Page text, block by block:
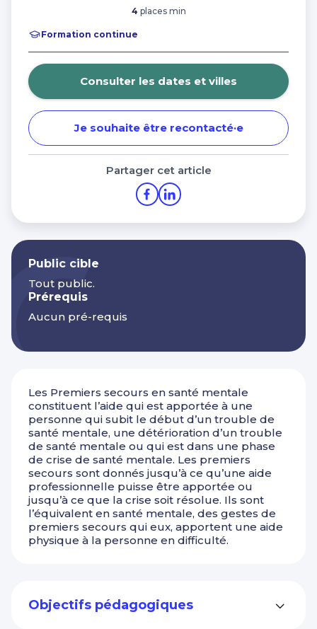
Nos centres dans CCI Formation
Morbihan
Charte de protection des données personnelles
Financer ma formation avec les aides de la
4 places min
Formation continue
Consulter les dates et villes
Je souhaite être recontacté·e
Partager cet article
Public cible
Tout public.
Prérequis
Aucun pré-requis
Les Premiers secours en santé mentale
constituent l’aide qui est apportée à une
personne qui subit le début d’un trouble de
santé mentale, une détérioration d’un trouble
de santé mentale ou qui est dans une phase
de crise de santé mentale. Les premiers
secours sont donnés jusqu’à ce qu’une aide
professionnelle puisse être apportée ou
jusqu’à ce que la crise soit résolue. Ils sont
l’équivalent en santé mentale, des gestes de
premiers secours qui eux, apportent une aide
physique à la personne en difficulté.
Objectifs pédagogiques